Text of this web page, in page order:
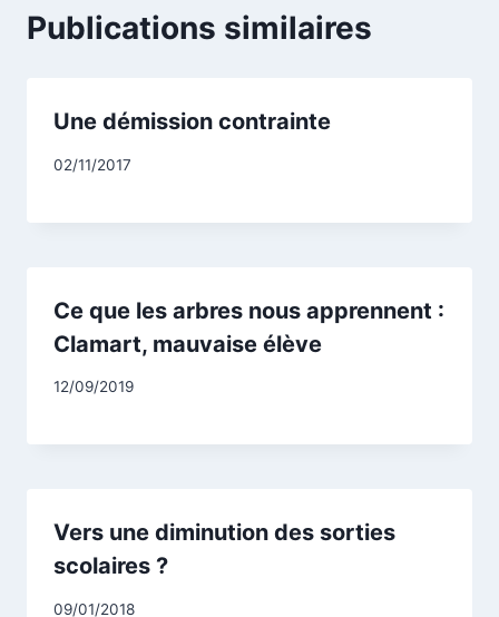
Publications similaires
Une démission contrainte
Par
02/11/2017
Ce que les arbres nous apprennent :
Clamart, mauvaise élève
Par
12/09/2019
Vers une diminution des sorties
scolaires ?
Par
09/01/2018